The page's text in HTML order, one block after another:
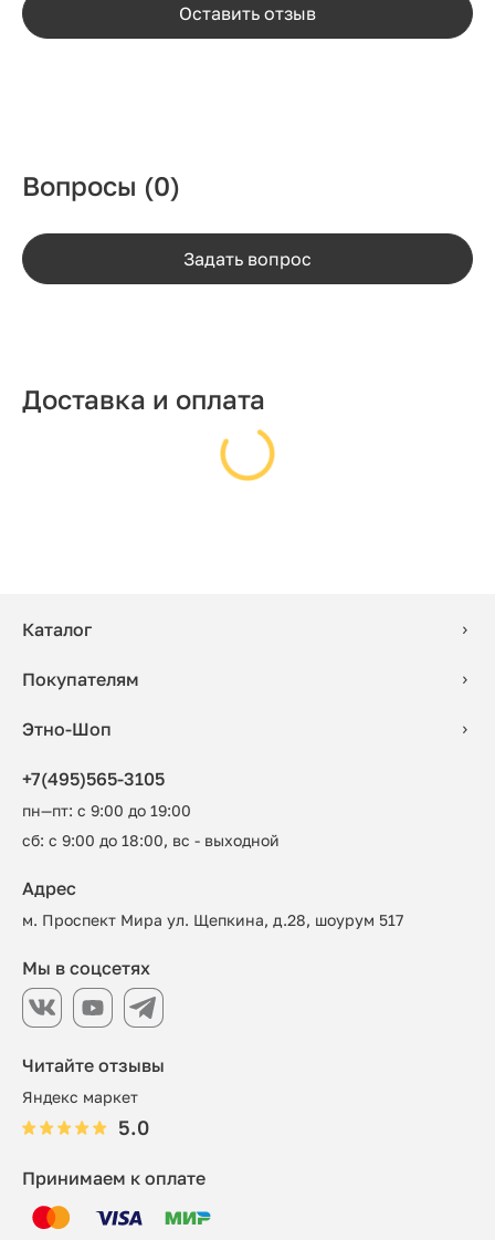
Оставить отзыв
Вопросы (0)
Задать вопрос
Доставка и оплата
Каталог
Покупателям
Этно-Шоп
+7(495)565-3105
пн—пт: с 9:00 до 19:00
сб: с 9:00 до 18:00, вс - выходной
Читайте отзывы
Яндекс маркет
5.0
Адрес
м. Проспект Мира ул. Щепкина, д.28, шоурум 517
Принимаем к оплате
Мы в соцсетях